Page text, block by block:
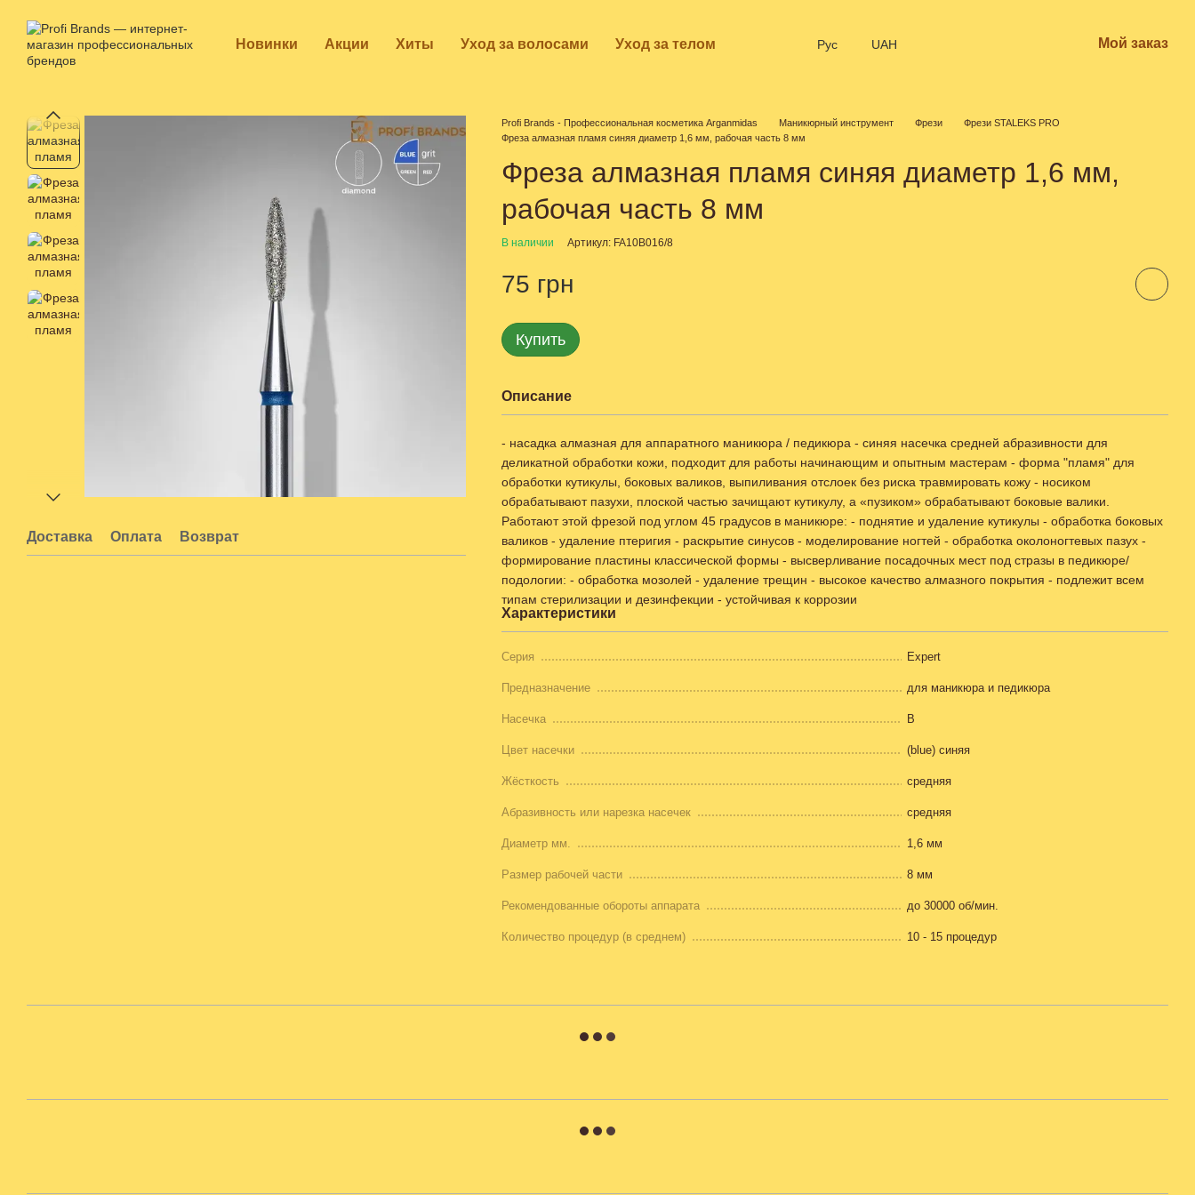
Новинки Акции Хиты Уход за волосами Уход за телом Рус UAH Мой заказ
Доставка Оплата Возврат
Profi Brands - Профессиональная косметика Arganmidas Маникюрный инструмент Фрези
Фрези STALEKS PRO
Фреза алмазная пламя синяя диаметр 1,6 мм, рабочая часть 8 мм
Фреза алмазная пламя синяя диаметр 1,6 мм,
рабочая часть 8 мм
В наличии Артикул: FA10B016/8
75 грн
Купить
Описание
- насадка алмазная для аппаратного маникюра / педикюра - синяя насечка средней абразивности для
деликатной обработки кожи, подходит для работы начинающим и опытным мастерам - форма "пламя" для
обработки кутикулы, боковых валиков, выпиливания отслоек без риска травмировать кожу - носиком
обрабатывают пазухи, плоской частью зачищают кутикулу, а «пузиком» обрабатывают боковые валики.
Работают этой фрезой под углом 45 градусов в маникюре: - поднятие и удаление кутикулы - обработка боковых
валиков - удаление птеригия - раскрытие синусов - моделирование ногтей - обработка околоногтевых пазух -
формирование пластины классической формы - высверливание посадочных мест под стразы в педикюре/
подологии: - обработка мозолей - удаление трещин - высокое качество алмазного покрытия - подлежит всем
типам стерилизации и дезинфекции - устойчивая к коррозии
Характеристики
Серия Expert
Предназначение для маникюра и педикюра
Насечка B
Цвет насечки (blue) синяя
Жёсткость cредняя
Абразивность или нарезка насечек cредняя
Диаметр мм. 1,6 мм
Размер рабочей части 8 мм
Рекомендованные обороты аппарата до 30000 об/мин.
Количество процедур (в среднем) 10 - 15 процедур